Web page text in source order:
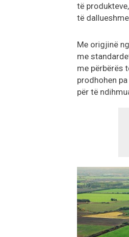
të
të
Me origjinë
me
me përbërës
prodhohen
për të